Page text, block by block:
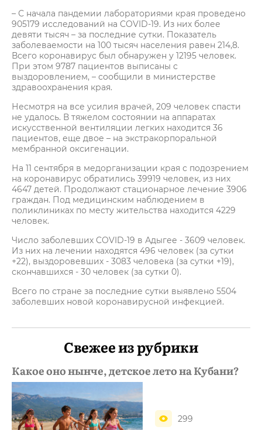
– С начала пандемии лабораториями края проведено
905179 исследований на COVID-19. Из них более
девяти тысяч – за последние сутки. Показатель
заболеваемости на 100 тысяч населения равен 214,8.
Всего коронавирус был обнаружен у 12195 человек.
При этом 9787 пациентов выписаны с
выздоровлением, – сообщили в министерстве
здравоохранения края.
Несмотря на все усилия врачей, 209 человек спасти
не удалось. В тяжелом состоянии на аппаратах
искусственной вентиляции легких находится 36
пациентов, еще двое – на экстракорпоральной
мембранной оксигенации.
На 11 сентября в медорганизации края с подозрением
на коронавирус обратились 39919 человек, из них
4647 детей. Продолжают стационарное лечение 3906
граждан. Под медицинским наблюдением в
поликлиниках по месту жительства находится 4229
человек.
Число заболевших COVID-19 в Адыгее - 3609 человек.
Из них на лечении находятся 496 человек (за сутки
+22), выздоровевших - 3083 человека (за сутки +19),
скончавшихся - 30 человек (за сутки 0).
Всего по стране за последние сутки выявлено 5504
заболевших новой коронавирусной инфекцией.
Свежее из рубрики
Какое оно нынче, детское лето на Кубани?
299